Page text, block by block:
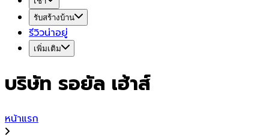
รับสร้างบ้าน
รีวิวน่าอยู่
เพิ่มเติม
บริษัท รอยัล เฮ้าส์
หน้าแรก